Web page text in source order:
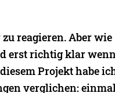
reagieren. Aber wie
erst richtig klar
Projekt habe
verglichen: